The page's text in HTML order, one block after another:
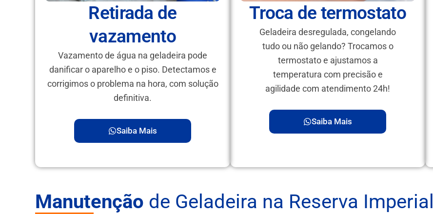
Retirada de
vazamento
Vazamento de água na geladeira pode
danificar o aparelho e o piso. Detectamos e
corrigimos o problema na hora, com solução
definitiva.
Saiba Mais
Troca de termostato
Geladeira desregulada, congelando
tudo ou não gelando? Trocamos o
termostato e ajustamos a
temperatura com precisão e
agilidade com atendimento 24h!
Saiba Mais
Manutenção de Geladeira na Reserva Imperial